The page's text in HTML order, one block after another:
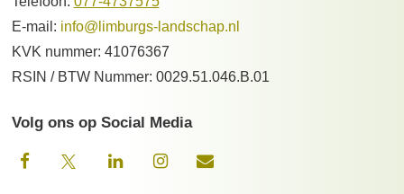
E-mail: info@limburgs-landschap.nl
KVK nummer: 41076367
RSIN / BTW Nummer: 0029.51.046.B.01
Volg ons op Social Media